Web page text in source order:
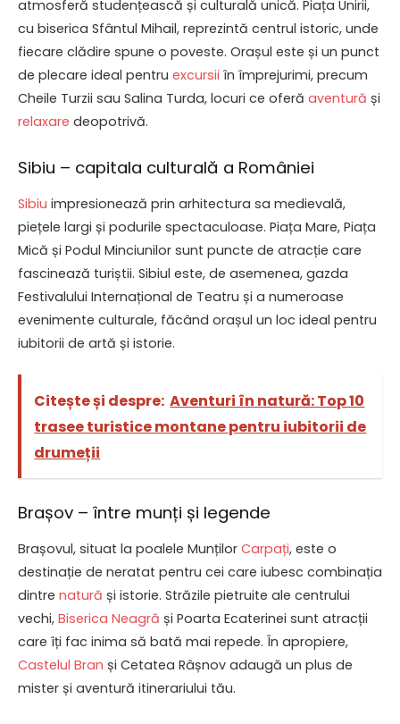
atmosferă studențească și culturală unică. Piața Unirii,
cu biserica Sfântul Mihail, reprezintă centrul istoric, unde
fiecare clădire spune o poveste. Orașul este și un punct
de plecare ideal pentru excursii în împrejurimi, precum
Cheile Turzii sau Salina Turda, locuri ce oferă aventură și
relaxare deopotrivă.
Sibiu – capitala culturală a României
Sibiu impresionează prin arhitectura sa medievală,
piețele largi și podurile spectaculoase. Piața Mare, Piața
Mică și Podul Minciunilor sunt puncte de atracție care
fascinează turiștii. Sibiul este, de asemenea, gazda
Festivalului Internațional de Teatru și a numeroase
evenimente culturale, făcând orașul un loc ideal pentru
iubitorii de artă și istorie.
Citește și despre: Aventuri în natură: Top 10
trasee turistice montane pentru iubitorii de
drumeții
Brașov – între munți și legende
Brașovul, situat la poalele Munților Carpați, este o
destinație de neratat pentru cei care iubesc combinația
dintre natură și istorie. Străzile pietruite ale centrului
vechi, Biserica Neagră și Poarta Ecaterinei sunt atracții
care îți fac inima să bată mai repede. În apropiere,
Castelul Bran și Cetatea Râșnov adaugă un plus de
mister și aventură itinerariului tău.